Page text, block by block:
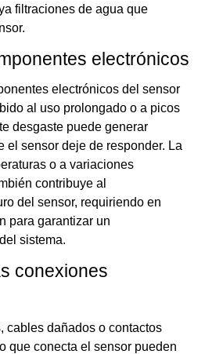
filtraciones de agua que
electrónicos
electrónicos del sensor
al uso prolongado o a picos
desgaste puede generar
el sensor deje de responder. La
o a variaciones
contribuye al
del sensor, requiriendo en
para garantizar un
sistema.
conexiones
cables dañados o contactos
que conecta el sensor pueden